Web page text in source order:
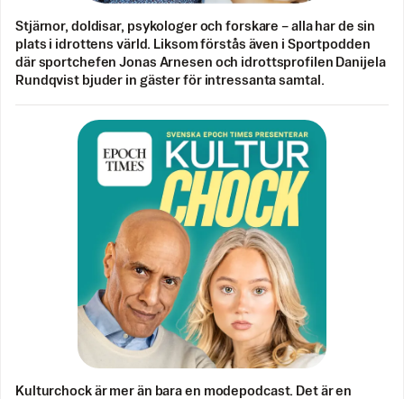
Stjärnor, doldisar, psykologer och forskare – alla har de sin
plats i idrottens värld. Liksom förstås även i Sportpodden
där sportchefen Jonas Arnesen och idrottsprofilen Danijela
Rundqvist bjuder in gäster för intressanta samtal.
Kulturchock är mer än bara en modepodcast. Det är en